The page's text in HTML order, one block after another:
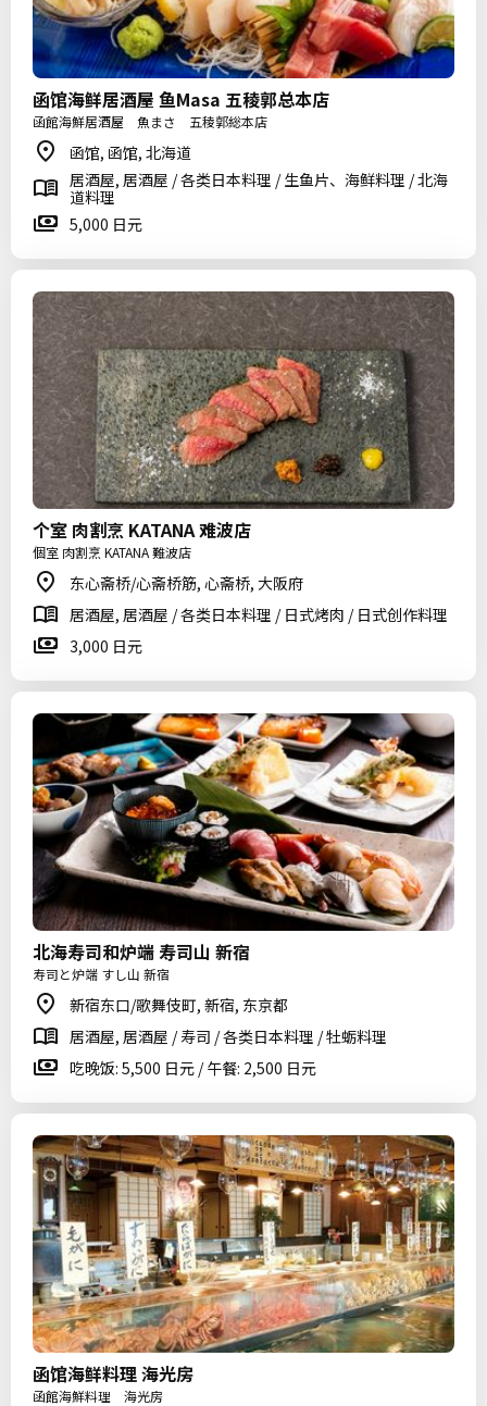
函馆海鲜居酒屋 鱼Masa 五稜郭总本店
函館海鮮居酒屋 魚まさ 五稜郭総本店
函馆, 函馆, 北海道
居酒屋, 居酒屋 / 各类日本料理 / 生鱼片、海鲜料理 / 北海
道料理
5,000 日元
个室 肉割烹 KATANA 难波店
個室 肉割烹 KATANA 難波店
东心斋桥/心斋桥筋, 心斋桥, 大阪府
居酒屋, 居酒屋 / 各类日本料理 / 日式烤肉 / 日式创作料理
3,000 日元
北海寿司和炉端 寿司山 新宿
寿司と炉端 すし山 新宿
新宿东口/歌舞伎町, 新宿, 东京都
居酒屋, 居酒屋 / 寿司 / 各类日本料理 / 牡蛎料理
吃晚饭: 5,500 日元 / 午餐: 2,500 日元
函馆海鲜料理 海光房
函館海鮮料理 海光房